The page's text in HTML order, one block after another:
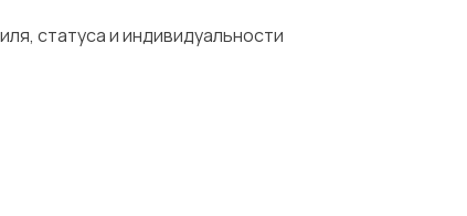
статуса и индивидуальности